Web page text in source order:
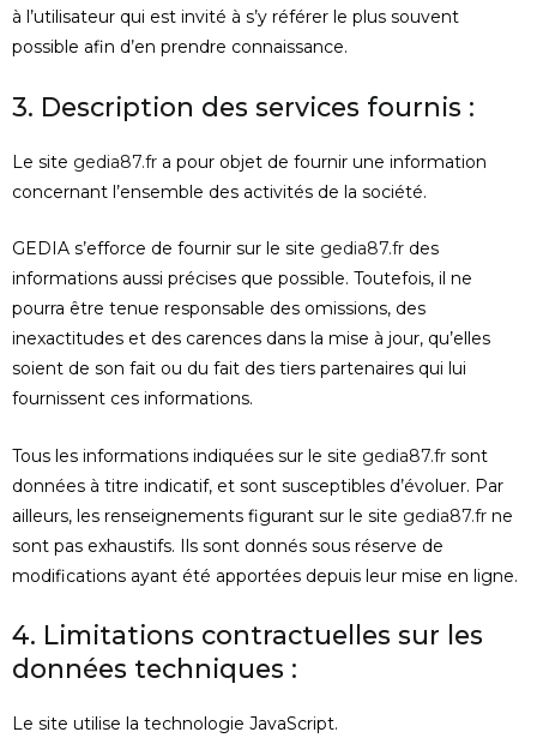
à l’utilisateur qui est invité à s’y référer le plus souvent
possible afin d’en prendre connaissance.
3. Description des services fournis :
Le site gedia87.fr a pour objet de fournir une information
concernant l’ensemble des activités de la société.
GEDIA s’efforce de fournir sur le site gedia87.fr des
informations aussi précises que possible. Toutefois, il ne
pourra être tenue responsable des omissions, des
inexactitudes et des carences dans la mise à jour, qu’elles
soient de son fait ou du fait des tiers partenaires qui lui
fournissent ces informations.
Tous les informations indiquées sur le site gedia87.fr sont
données à titre indicatif, et sont susceptibles d’évoluer. Par
ailleurs, les renseignements figurant sur le site gedia87.fr ne
sont pas exhaustifs. Ils sont donnés sous réserve de
modifications ayant été apportées depuis leur mise en ligne.
4. Limitations contractuelles sur les
données techniques :
Le site utilise la technologie JavaScript.